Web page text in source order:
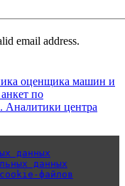
email address.
оценщика машин и
по
Аналитики центра
данных
данных
файлов